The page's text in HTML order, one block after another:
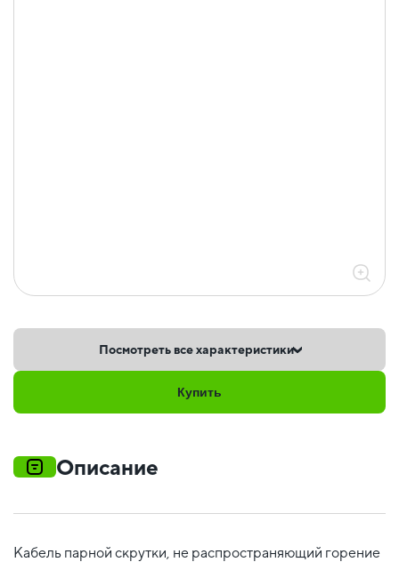
Посмотреть все характеристики
Купить
Описание
Кабель парной скрутки, не распространяющий горение